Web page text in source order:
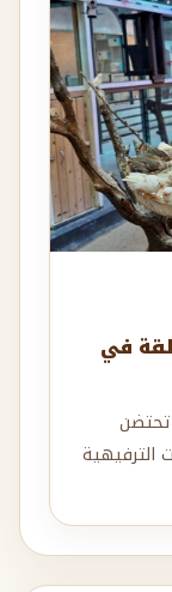
في
تحتضن
الترفيهية